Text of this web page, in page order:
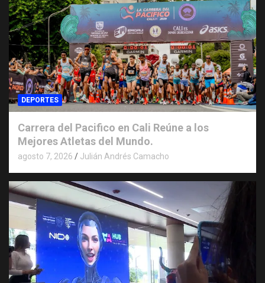
DEPORTES
Carrera del Pacifico en Cali Reúne a los
Mejores Atletas del Mundo.
agosto 7, 2026 Julián Andrés Camacho